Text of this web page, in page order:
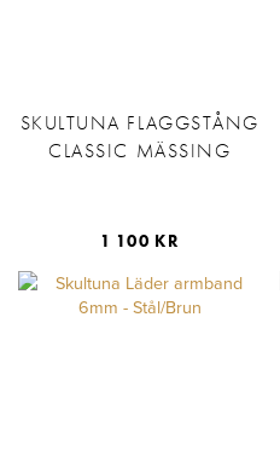
SKULTUNA FLAGGSTÅNG
CLASSIC MÄSSING
1 100 KR